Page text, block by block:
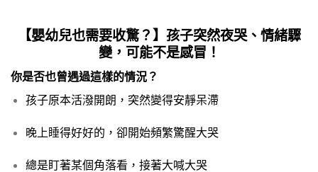
【嬰幼兒也需要收驚？】孩子突然夜哭、情緒驟
變，可能不是感冒！
你是否也曾遇過這樣的情況？
孩子原本活潑開朗，突然變得安靜呆滯
晚上睡得好好的，卻開始頻繁驚醒大哭
總是盯著某個角落看，接著大喊大哭